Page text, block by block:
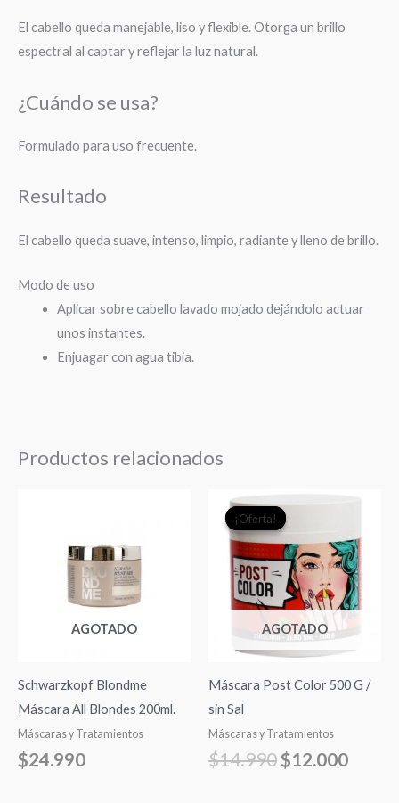
El cabello queda manejable, liso y flexible. Otorga un brillo
espectral al captar y reflejar la luz natural.
¿Cuándo se usa?
Formulado para uso frecuente.
Resultado
El cabello queda suave, intenso, limpio, radiante y lleno de brillo.
Modo de uso
Aplicar sobre cabello lavado mojado dejándolo actuar
unos instantes.
Enjuagar con agua tibia.
Productos relacionados
AGOTADO
Schwarzkopf Blondme
Máscara All Blondes 200ml.
Máscaras y Tratamientos
$24.990
¡Oferta!
AGOTADO
¡Oferta!
Máscara Post Color 500 G /
sin Sal
Máscaras y Tratamientos
$14.990
El
precio
original
era:
$14.990.
$12.000
El
actual
es: